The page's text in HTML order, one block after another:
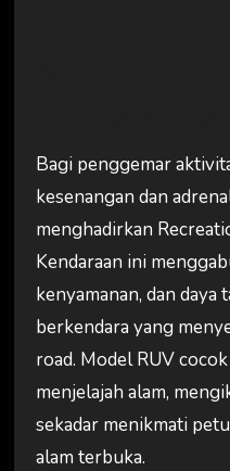
Bagi penggemar
kesenangan dan
menghadirkan
Kendaraan ini
kenyamanan, dan
berkendara yang
road. Model RUV
menjelajah alam,
sekadar menikmati
alam terbuka.